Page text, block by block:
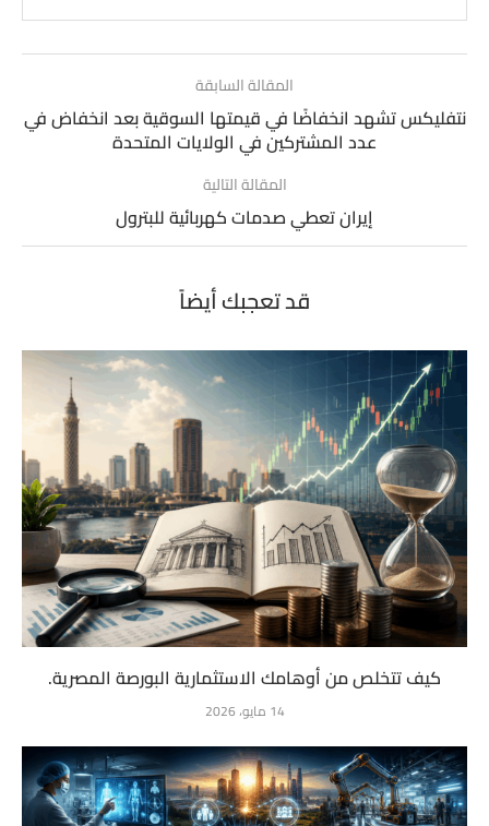
المقالة السابقة
نتفليكس تشهد انخفاضًا في قيمتها السوقية بعد انخفاض في
عدد المشتركين في الولايات المتحدة
المقالة التالية
إيران تعطي صدمات كهربائية للبترول
قد تعجبك أيضاً
كيف تتخلص من أوهامك الاستثمارية البورصة المصرية.
14 مايو، 2026